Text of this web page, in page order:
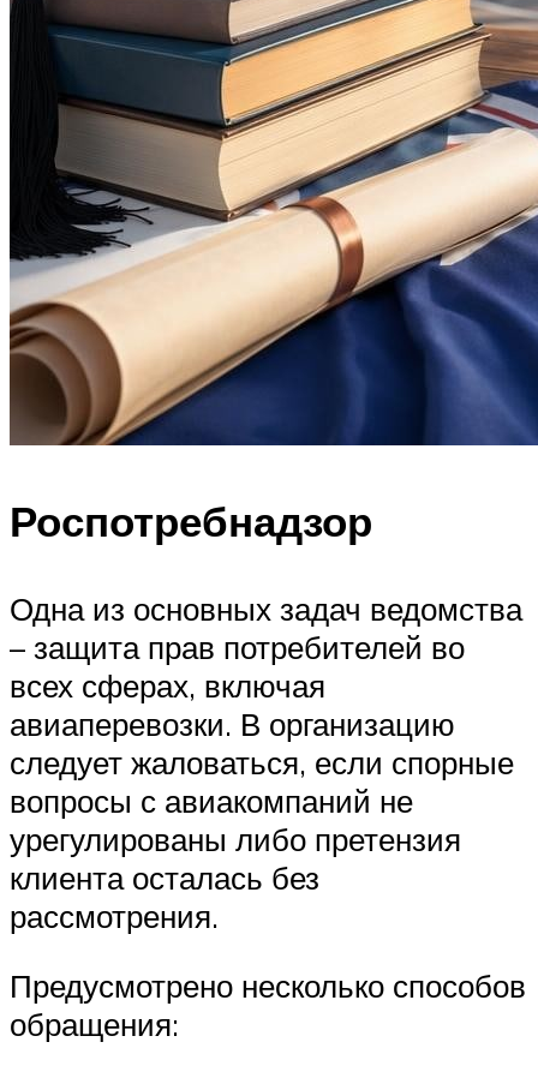
Роспотребнадзор
Одна из основных задач ведомства
– защита прав потребителей во
всех сферах, включая
авиаперевозки. В организацию
следует жаловаться, если спорные
вопросы с авиакомпаний не
урегулированы либо претензия
клиента осталась без
рассмотрения.
Предусмотрено несколько способов
обращения: